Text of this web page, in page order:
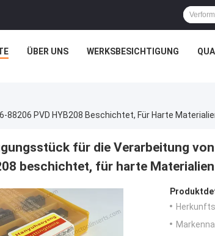
ÜBER UNS WERKSBESICHTIGUNG
für die Verarbeitung
beschichtet, für harte